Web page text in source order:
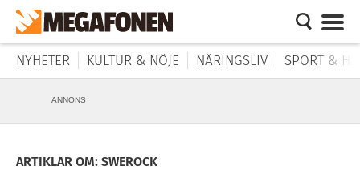
NYHETER KULTUR & NÖJE NÄRINGSLIV SPORT &
ANNONS
ARTIKLAR OM: SWEROCK